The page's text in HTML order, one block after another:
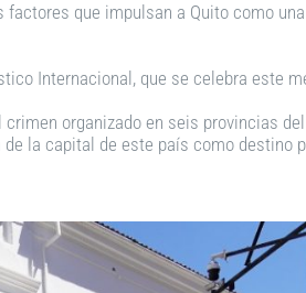
que impulsan a Quito como
Internacional, que se celebra este
organizado en seis provincias
la capital de este país como destino